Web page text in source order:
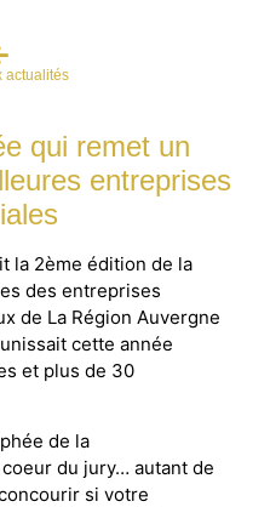
actualités
qui remet un
entreprises
la 2ème édition de la
des entreprises
de La Région Auvergne
cette année
et plus de 30
de la
du jury… autant de
si votre